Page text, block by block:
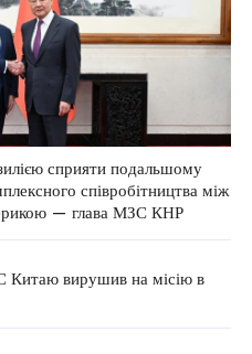
сприяти подальшому
співробітництва між
— глава МЗС КНР
Китаю вирушив на місію в